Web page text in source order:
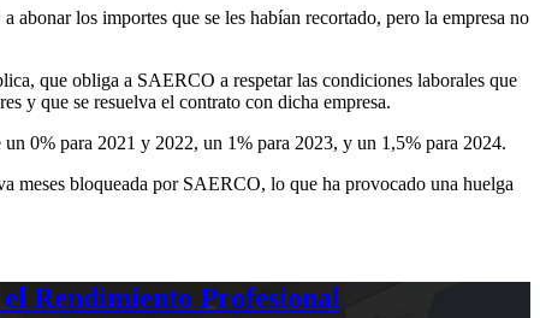
los importes que se les habían recortado, pero la empresa no
que obliga a SAERCO a respetar las condiciones laborales que
y que se resuelva el contrato con dicha empresa.
0% para 2021 y 2022, un 1% para 2023, y un 1,5% para 2024.
meses bloqueada por SAERCO, lo que ha provocado una huelga
Rendimiento Profesional